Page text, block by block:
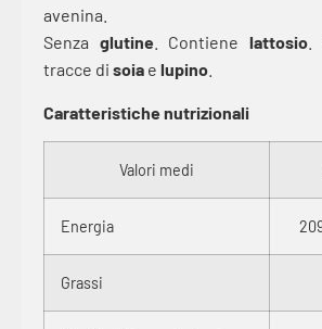
avenina.
Senza glutine . Contiene lattosio.
tracce di soia e lupino
Caratteristiche nutrizionali
Valori medi
Energia
Grassi